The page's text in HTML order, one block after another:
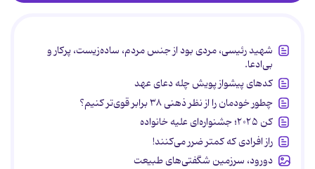
شهید رئیسی، مردی بود از جنس مردم، ساده‌زیست، پرکار و
بی‌ادعا.
کدهای پیشواز پویش چله دعای عهد
چطور خودمان را از نظر ذهنی ۳۸ برابر قوی‌تر کنیم؟
کن ۲۰۲۵؛ جشنواره‌ای علیه خانواده
راز افرادی که کمتر ضرر می‌کنند!
دورود، سرزمین شگفتی‌های طبیعت